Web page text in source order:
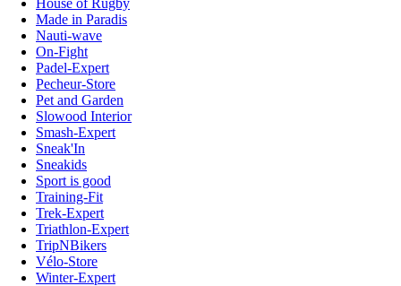
Made in Paradis
Nauti-wave
On-Fight
Padel-Expert
Pecheur-Store
Pet and Garden
Slowood Interior
Smash-Expert
Sneak'In
Sneakids
Sport is good
Training-Fit
Trek-Expert
Triathlon-Expert
TripNBikers
Vélo-Store
Winter-Expert